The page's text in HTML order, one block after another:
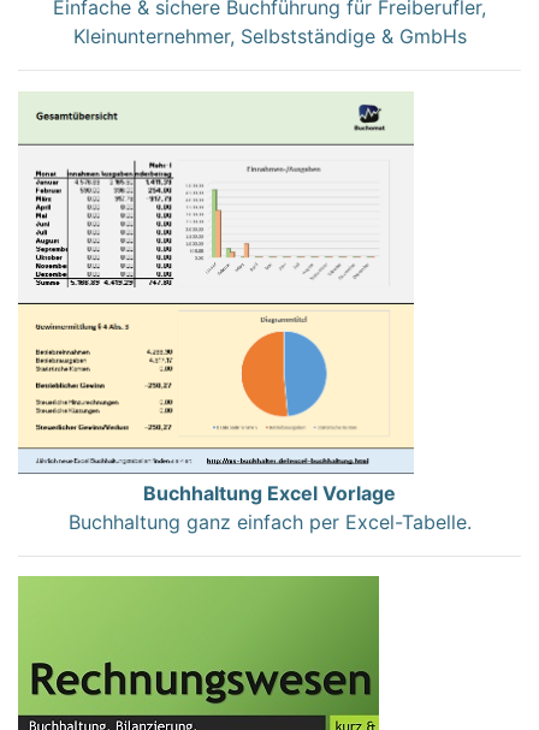
Einfache & sichere Buchführung für Freiberufler,
Kleinunternehmer, Selbstständige & GmbHs
Buchhaltung Excel Vorlage
Buchhaltung ganz einfach per Excel-Tabelle.